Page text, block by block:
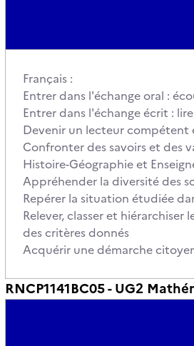
Français :
Entrer dans l'échange oral :
Entrer dans l'échange écrit :
Devenir un lecteur
Confronter des savoirs et des
Histoire-Géographie et
Appréhender la diversité des
Repérer la situation étudiée
Relever, classer et
des critères donnés
Acquérir une démarche
RNCP1141BC05 - UG2